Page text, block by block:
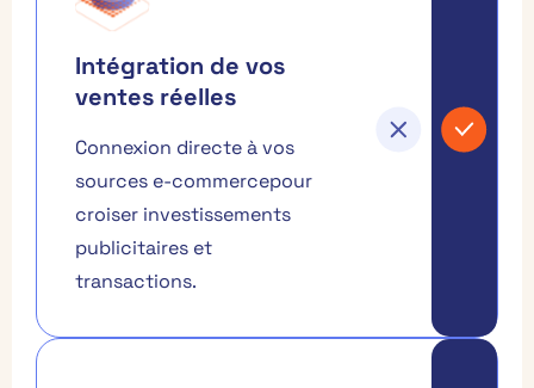
Intégration de vos
ventes réelles
Connexion directe à vos
sources e-commercepour
croiser investissements
publicitaires et
transactions.